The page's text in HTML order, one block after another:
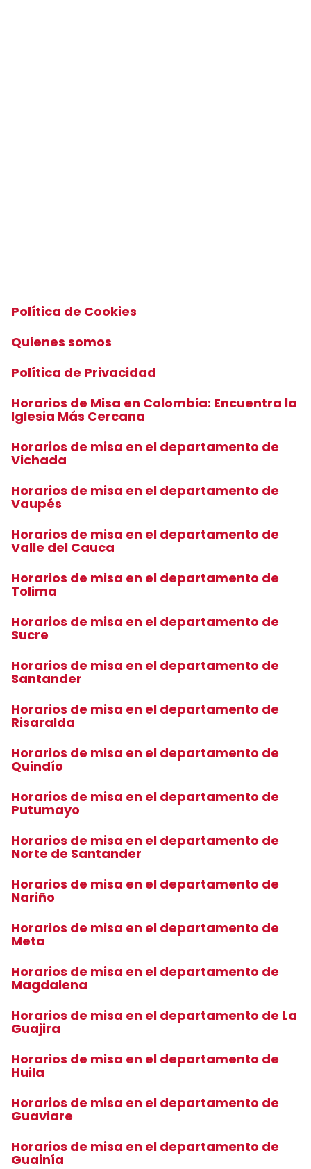
Política de Cookies
Quienes somos
Política de Privacidad
Horarios de Misa en Colombia: Encuentra la
Iglesia Más Cercana
Horarios de misa en el departamento de
Vichada
Horarios de misa en el departamento de
Vaupés
Horarios de misa en el departamento de
Valle del Cauca
Horarios de misa en el departamento de
Tolima
Horarios de misa en el departamento de
Sucre
Horarios de misa en el departamento de
Santander
Horarios de misa en el departamento de
Risaralda
Horarios de misa en el departamento de
Quindío
Horarios de misa en el departamento de
Putumayo
Horarios de misa en el departamento de
Norte de Santander
Horarios de misa en el departamento de
Nariño
Horarios de misa en el departamento de
Meta
Horarios de misa en el departamento de
Magdalena
Horarios de misa en el departamento de La
Guajira
Horarios de misa en el departamento de
Huila
Horarios de misa en el departamento de
Guaviare
Horarios de misa en el departamento de
Guainía